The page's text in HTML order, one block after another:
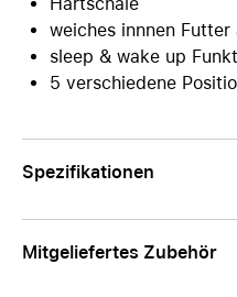
weiches innnen
sleep & wake up
5 verschiedene
Spezifikationen
Mitgeliefertes Zubehör